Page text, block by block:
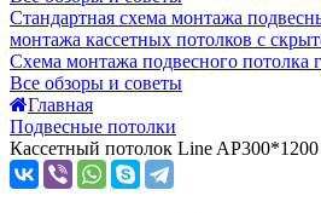
Стандартная схема монтажа
монтажа кассетных потолков с
Схема монтажа подвесного потолка
Все обзоры и советы
Главная
Подвесные потолки
Кассетный потолок Line AP300*1200